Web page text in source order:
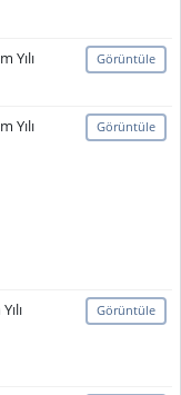
Yılı Görüntüle
Yılı Görüntüle
Görüntüle